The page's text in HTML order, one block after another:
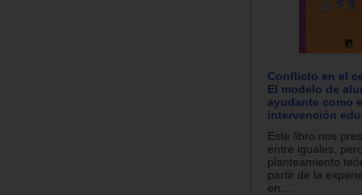
Conflicto en el
El modelo de
ayudante como
intervención
Este libro nos
entre iguales,
planteamiento
partir de la
en...